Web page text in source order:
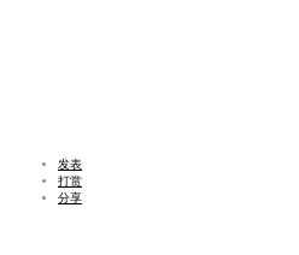
发表
打赏
分享